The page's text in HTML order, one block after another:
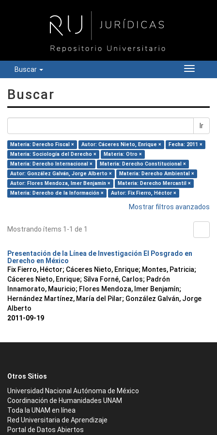
Buscar
Cambiar
Buscar
Ir
Materia: Derecho Fiscal × Autor: Cáceres Nieto, Enrique ×
Fecha: 2011 ×
Materia: Sociología del Derecho ×
Materia: Otro ×
Materia: Derecho Internacional ×
Materia: Derecho Constitucional ×
Autor: González Galván, Jorge Alberto ×
Materia: Derecho Ambiental ×
Autor: Flores Mendoza, Imer Benjamín ×
Materia: Derecho Mercantil ×
Materia: Derecho de la Información ×
Autor: Fix Fierro, Héctor ×
Mostrar filtros avanzados
Mostrando ítems 1-1 de 1
Presentación de la Línea de Investigación El Posgrado en
Derecho en México
Fix Fierro, Héctor; Cáceres Nieto, Enrique; Montes, Patricia;
Cáceres Nieto, Enrique; Silva Forné, Carlos; Padrón
Innamorato, Mauricio; Flores Mendoza, Imer Benjamín;
Hernández Martínez, María del Pilar; González Galván, Jorge
Alberto
2011-09-19
Otros Sitios
Universidad Nacional Autónoma de México
Coordinación de Humanidades UNAM
Toda la UNAM en línea
Red Universitaria de Aprendizaje
Portal de Datos Abiertos